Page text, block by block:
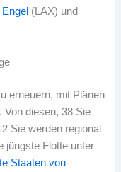
(LAX) und
erneuern, mit Plänen
.Von diesen, 38 Sie
Sie werden regional
jüngste Flotte unter
Staaten von